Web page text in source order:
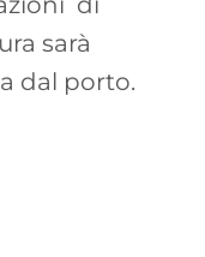
sarà
dal porto.